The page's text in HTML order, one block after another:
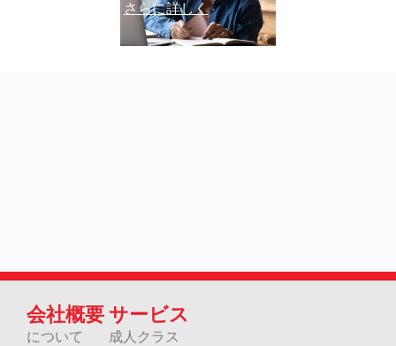
さらに詳しく
会社概要
について
サービス
成人クラス